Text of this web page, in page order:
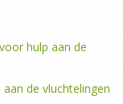
hulp aan de
aan de vluchtelingen